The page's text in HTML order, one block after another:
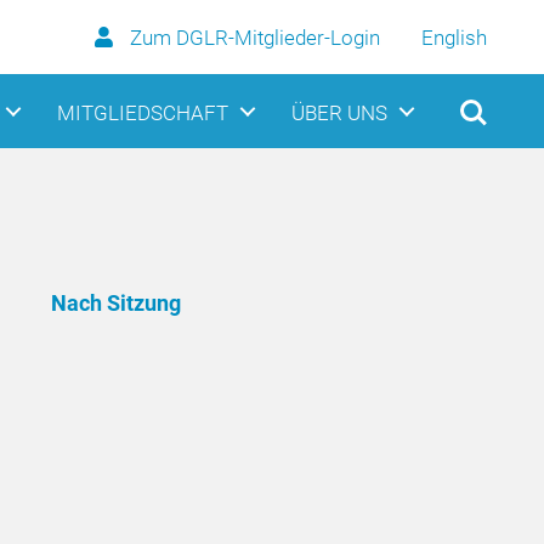
Zum DGLR-Mitglieder-Login English
MITGLIEDSCHAFT ÜBER UNS
Nach Sitzung